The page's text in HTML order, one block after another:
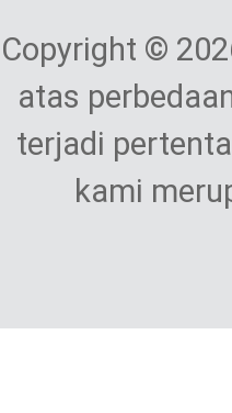
Copyright ©
atas
terjadi
kami